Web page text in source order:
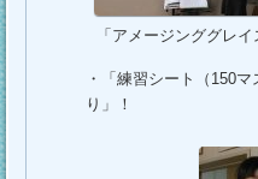
「アメージンググレイ
・「練習シート（150
り」！